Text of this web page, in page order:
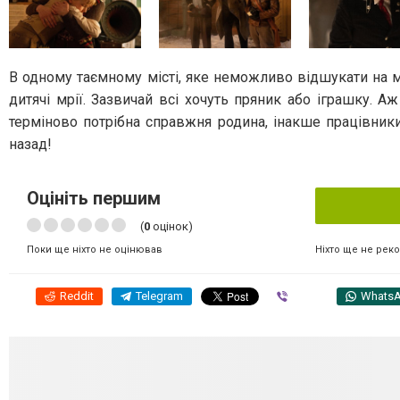
В одному таємному місті, яке неможливо відшукати на
дитячі мрії. Зазвичай всі хочуть пряник або іграшку.
терміново потрібна справжня родина, інакше
назад!
Оцініть першим
(0 оцінок)
Поки ще ніхто не оцінював Ніхто ще не
Reddit Telegram